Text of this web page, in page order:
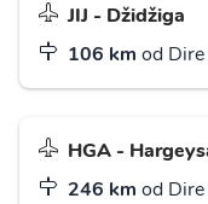
JIJ - Džidžiga
106 km od
HGA -
246 km od